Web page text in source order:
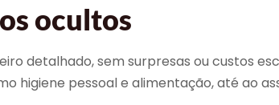
ocultos
detalhado, sem surpresas ou custos
higiene pessoal e alimentação, até ao